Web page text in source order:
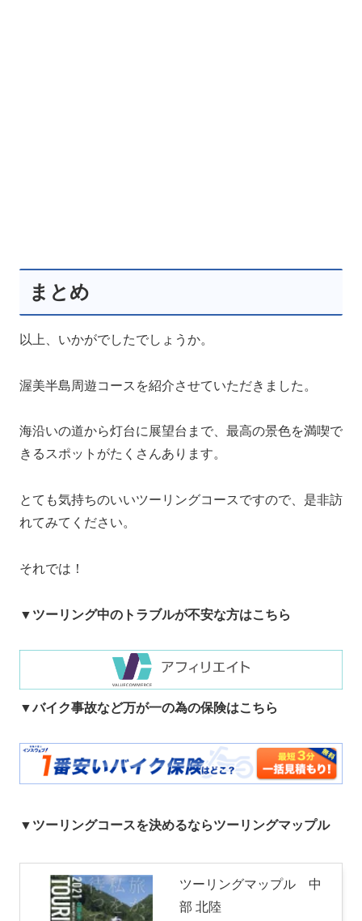
まとめ
以上、いかがでしたでしょうか。
渥美半島周遊コースを紹介させていただきました。
海沿いの道から灯台に展望台まで、最高の景色を満喫で
きるスポットがたくさんあります。
とても気持ちのいいツーリングコースですので、是非訪
れてみてください。
それでは！
▼ツーリング中のトラブルが不安な方はこちら
▼バイク事故など万が一の為の保険はこちら
▼ツーリングコースを決めるならツーリングマップル
ツーリングマップル 中
部 北陸